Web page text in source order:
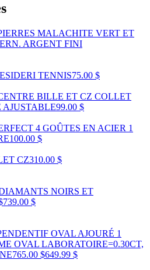
MALACHITE VERT ET
ARGENT FINI
TENNIS75.00 $
BILLE ET CZ COLLET
AJUSTABLE99.00 $
4 GOÛTES EN ACIER 1
100.00 $
CZ310.00 $
NOIRS ET
739.00 $
OVAL AJOURÉ 1
OVAL LABORATOIRE=0.30CT,
765.00 $649.99 $